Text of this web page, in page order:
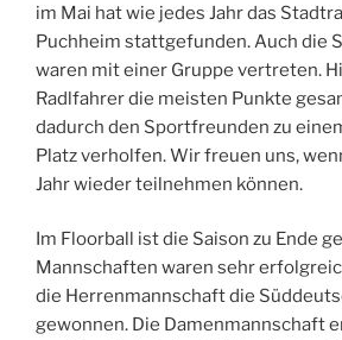
im Mai hat wie jedes Jahr das
Puchheim stattgefunden. Auch die
waren mit einer Gruppe vertreten.
Radlfahrer die meisten Punkte
dadurch den Sportfreunden zu
Platz verholfen. Wir freuen uns,
Jahr wieder teilnehmen können.
Im Floorball ist die Saison zu Ende
Mannschaften waren sehr
die Herrenmannschaft die
gewonnen. Die Damenmannschaft